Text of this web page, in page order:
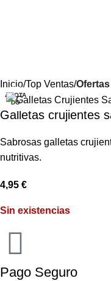
Inicio Top Ventas Ofertas
AGOTA
DO
Galletas crujientes
Sabrosas galletas
nutritivas.
4,95 €
Sin existencias
Pago Seguro